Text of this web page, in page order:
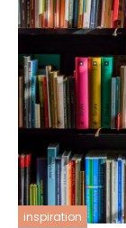
inspiration